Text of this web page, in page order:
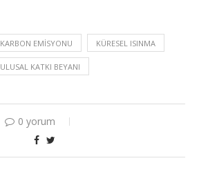
KARBON EMISYONU KÜRESEL ISINMA
ULUSAL KATKI BEYANI
0 yorum